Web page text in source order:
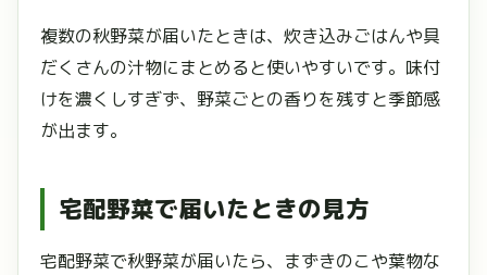
複数の秋野菜が届いたときは、炊き込みごはんや具
だくさんの汁物にまとめると使いやすいです。味付
けを濃くしすぎず、野菜ごとの香りを残すと季節感
が出ます。
宅配野菜で届いたときの見方
宅配野菜で秋野菜が届いたら、まずきのこや葉物な